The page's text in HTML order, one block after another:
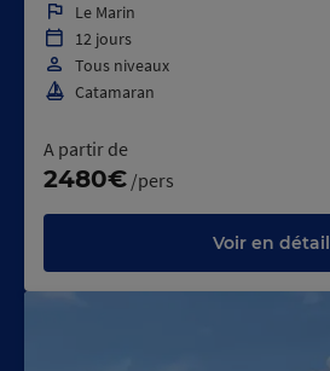
Le Marin
12 jours
Tous niveaux
Catamaran
A partir de
2480€ /pers
Voir en détail